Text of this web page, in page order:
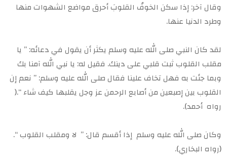
وقال آخر: إذا سكن الخوفُ القلوبَ أحرق مواضع الشهوات منها
وطرد الدنيا عنها.
لقد كان النبي صلى الله عليه وسلم يكثر أن يقول في دعائه: ” يا
مقلب القلوب ثبت قلبي على دينك. فقيل له: يا نبي الله آمنا بك
وبما جئت به فهل تخاف علينا فقال صلى الله عليه وسلم: ” نعم إن
القلوب بين إصبعين من أصابع الرحمن عز وجل يقلبها كيف شاء “.(
رواه أحمد).
وكان صلى الله عليه وسلم إذا أقسم قال: ” لا ومقلب القلوب “.
(رواه البخاري).